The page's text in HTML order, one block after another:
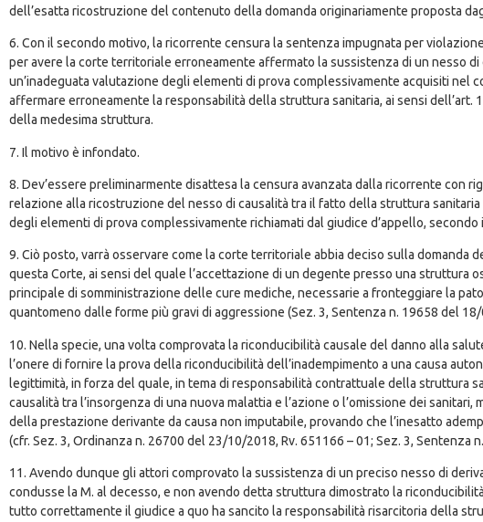
dell’esatta ricostruzione del contenuto della domanda originariamente proposta
6. Con il secondo motivo, la ricorrente censura la sentenza impugnata per
per avere la corte territoriale erroneamente affermato la sussistenza di un nesso
un’inadeguata valutazione degli elementi di prova complessivamente acquisiti
affermare erroneamente la responsabilità della struttura sanitaria, ai sensi
della medesima struttura.
7. Il motivo è infondato.
8. Dev’essere preliminarmente disattesa la censura avanzata dalla ricorrente
relazione alla ricostruzione del nesso di causalità tra il fatto della struttura
degli elementi di prova complessivamente richiamati dal giudice d’appello,
9. Ciò posto, varrà osservare come la corte territoriale abbia deciso sulla
questa Corte, ai sensi del quale l’accettazione di un degente presso una struttura
principale di somministrazione delle cure mediche, necessarie a fronteggiare la
quantomeno dalle forme più gravi di aggressione (Sez. 3, Sentenza n. 19658 del
10. Nella specie, una volta comprovata la riconducibilità causale del danno alla
l’onere di fornire la prova della riconducibilità dell’inadempimento a una causa
legittimità, in forza del quale, in tema di responsabilità contrattuale della struttura
causalità tra l’insorgenza di una nuova malattia e l’azione o l’omissione dei
della prestazione derivante da causa non imputabile, provando che l’inesatto
(cfr. Sez. 3, Ordinanza n. 26700 del 23/10/2018, Rv. 651166 – 01; Sez. 3, Sentenza
11. Avendo dunque gli attori comprovato la sussistenza di un preciso nesso di
condusse la M. al decesso, e non avendo detta struttura dimostrato la
tutto correttamente il giudice a quo ha sancito la responsabilità risarcitoria della